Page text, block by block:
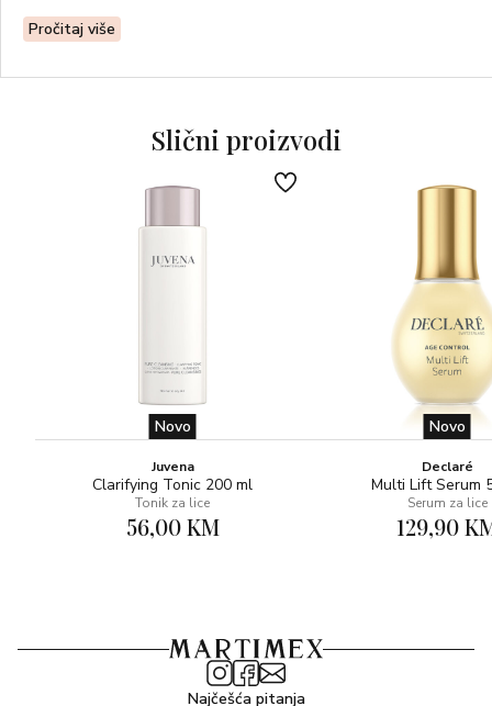
Za sve tipove kože.
Pročitaj više
Slični proizvodi
Novo
Juvena
Clarifying Tonic 200 ml
Tonik za lice
56,00 KM
Novo
Declaré
Multi Lift Serum
Serum za lice
129,90
Najčešća pitanja